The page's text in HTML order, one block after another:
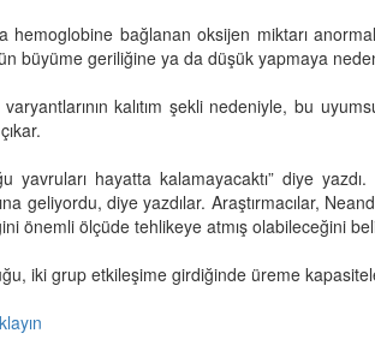
hemoglobine bağlanan oksijen miktarı
büyüme geriliğine ya da düşük yapmaya
kalıtım şekli nedeniyle, bu
yavruları hayatta kalamayacaktı” diye
geliyordu, diye yazdılar. Araştırmacılar,
önemli ölçüde tehlikeye atmış olabileceğini
iki grup etkileşime girdiğinde üreme